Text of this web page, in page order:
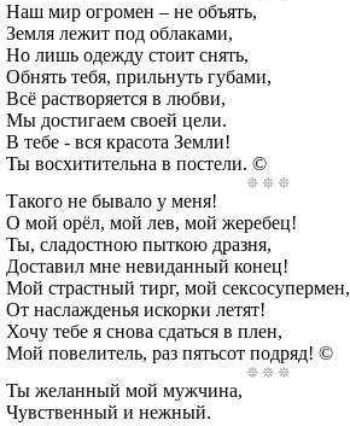
Наш мир огромен – не объять,
Земля лежит под облаками,
Но лишь одежду стоит снять,
Обнять тебя, прильнуть губами,
Всё растворяется в любви,
Мы достигаем своей цели.
В тебе - вся красота Земли!
Ты восхитительна в постели. ©
Такого не бывало у меня!
О мой орёл, мой лев, мой жеребец!
Ты, сладостною пыткою дразня,
Доставил мне невиданный конец!
Мой страстный тирг, мой сексосупермен,
От наслажденья искорки летят!
Хочу тебе я снова сдаться в плен,
Мой повелитель, раз пятьсот подряд! ©
Ты желанный мой мужчина,
Чувственный и нежный.